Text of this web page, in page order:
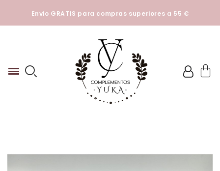
podamos mejorar su experiencia en nuestros sitios.
VerPolitica de cookies
Envio GRATIS para compras superiores a 55 €